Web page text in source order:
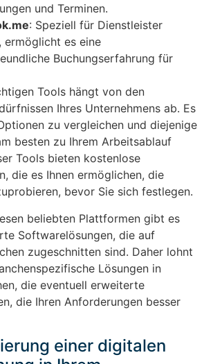
und Terminen.
: Speziell für Dienstleister
ermöglicht es eine
Buchungserfahrung für
Tools hängt von den
Ihres Unternehmens ab. Es
zu vergleichen und diejenige
besten zu Ihrem Arbeitsablauf
Tools bieten kostenlose
die es Ihnen ermöglichen, die
bevor Sie sich festlegen.
beliebten Plattformen gibt es
Softwarelösungen, die auf
zugeschnitten sind. Daher lohnt
Lösungen in
die eventuell erweiterte
die Ihren Anforderungen besser
einer digitalen